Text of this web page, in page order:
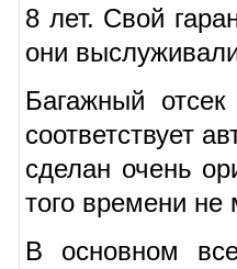
8 лет. Свой
они
Багажный
соответствует
сделан очень
того времени не
В основном